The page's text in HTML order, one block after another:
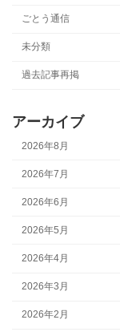
ごとう通信
未分類
過去記事再掲
アーカイブ
2026年8月
2026年7月
2026年6月
2026年5月
2026年4月
2026年3月
2026年2月